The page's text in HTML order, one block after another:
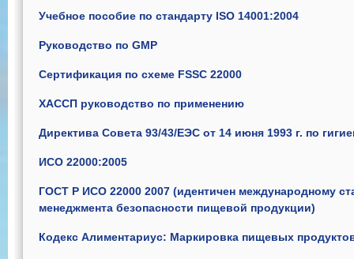
Учебное пособие по стандарту ISO 14001:2004
Руководство по GMP
Сертификация по схеме FSSC 22000
ХАССП руководство по применению
Директива Совета 93/43/ЕЭС от 14 июня 1993 г. по
ИСО 22000:2005
ГОСТ Р ИСО 22000 2007 (идентичен международному
менеджмента безопасности пищевой продукции)
Кодекс Алиментариус: Маркировка пищевых